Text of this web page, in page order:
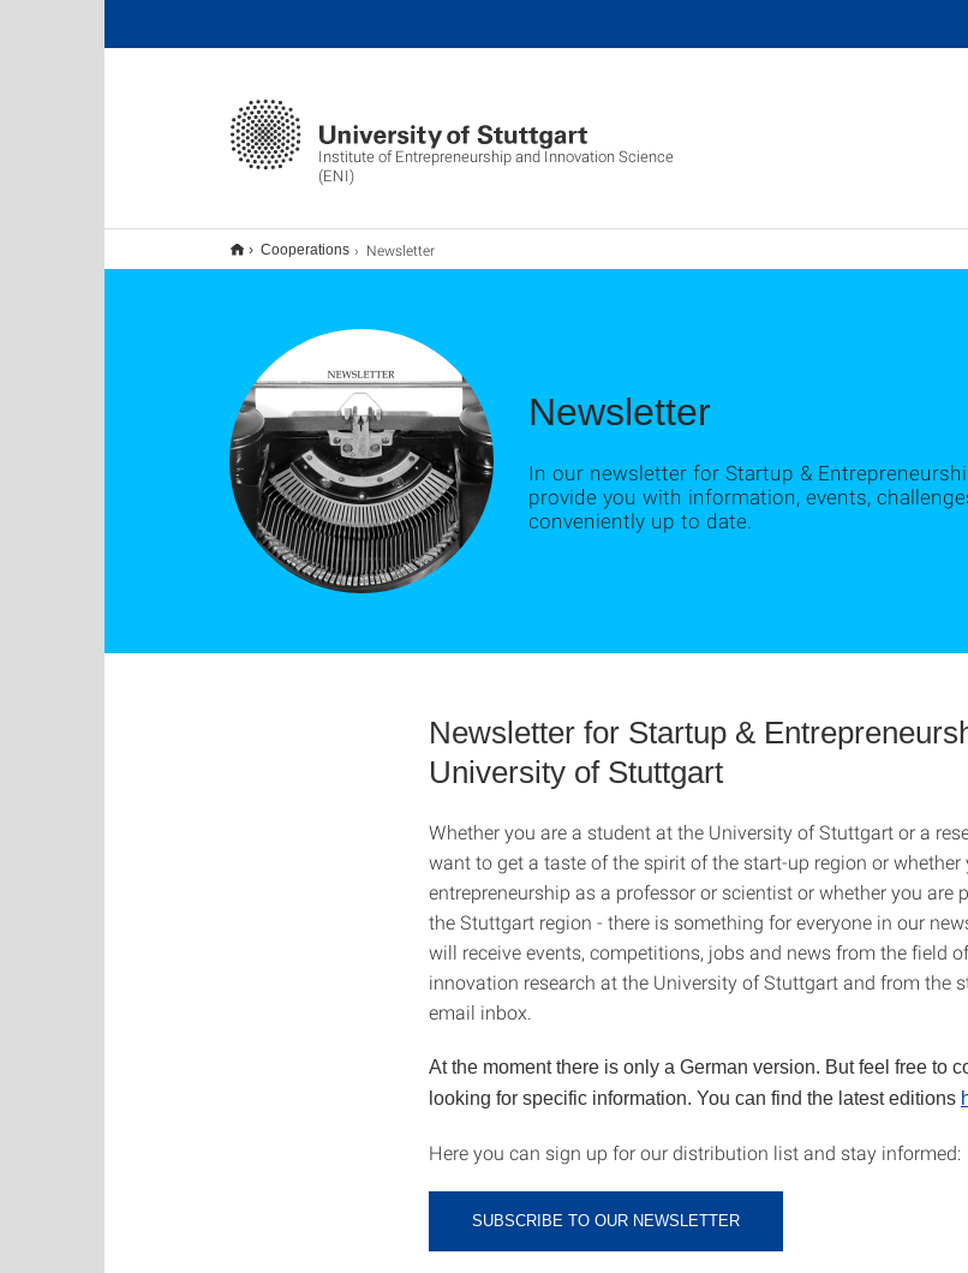
Institute of Entrepreneurship and Innovation Science
(ENI)
Cooperations Newsletter
Newsletter
In our newsletter for Startup &
provide you with information, events,
conveniently up to date.
Newsletter for Startup &
University of Stuttgart
Whether you are a student at the University of Stuttgart or a
want to get a taste of the spirit of the start-up region or whether
entrepreneurship as a professor or scientist or whether you are
the Stuttgart region - there is something for everyone in our
will receive events, competitions, jobs and news from the field
innovation research at the University of Stuttgart and from the
email inbox.
At the moment there is only a German version. But feel free to
looking for specific information. You can find the latest editions
Here you can sign up for our distribution list and stay informed:
SUBSCRIBE TO OUR NEWSLETTER